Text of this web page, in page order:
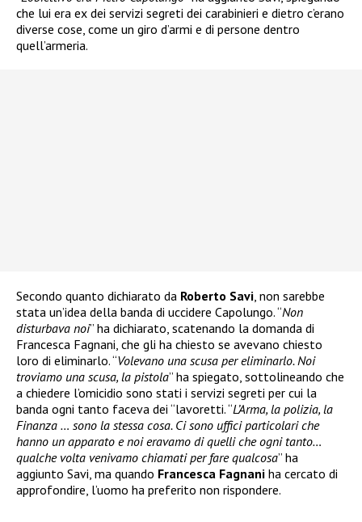
che lui era ex dei servizi segreti dei carabinieri e dietro c’erano
diverse cose, come un giro d’armi e di persone dentro
quell’armeria.
Secondo quanto dichiarato da Roberto Savi, non sarebbe
stata un’idea della banda di uccidere Capolungo. “Non
disturbava noi” ha dichiarato, scatenando la domanda di
Francesca Fagnani, che gli ha chiesto se avevano chiesto
loro di eliminarlo. “Volevano una scusa per eliminarlo. Noi
troviamo una scusa, la pistola” ha spiegato, sottolineando che
a chiedere l’omicidio sono stati i servizi segreti per cui la
banda ogni tanto faceva dei “lavoretti. “L’Arma, la polizia, la
Finanza … sono la stessa cosa. Ci sono uffici particolari che
hanno un apparato e noi eravamo di quelli che ogni tanto…
qualche volta venivamo chiamati per fare qualcosa” ha
aggiunto Savi, ma quando Francesca Fagnani ha cercato di
approfondire, l’uomo ha preferito non rispondere.